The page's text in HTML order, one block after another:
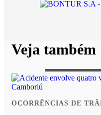
Veja também
OCORRÊNCIAS DE